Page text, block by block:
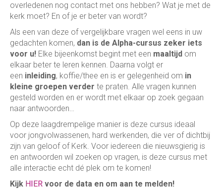
overledenen nog contact met ons hebben? Wat je met de
kerk moet? En of je er beter van wordt?
Als een van deze of vergelijkbare vragen wel eens in uw
gedachten komen, dan is de Alpha-cursus zeker iets
voor u! Elke bijeenkomst begint met een maaltijd om
elkaar beter te leren kennen. Daarna volgt er
een inleiding, koffie/thee en is er gelegenheid om in
kleine groepen verder te praten. Alle vragen kunnen
gesteld worden en er wordt met elkaar op zoek gegaan
naar antwoorden…
Op deze laagdrempelige manier is deze cursus ideaal
voor jongvolwassenen, hard werkenden, die ver of dichtbij
zijn van geloof of Kerk. Voor iedereen die nieuwsgierig is
en antwoorden wil zoeken op vragen, is deze cursus met
alle interactie echt dé plek om te komen!
Kijk HIER voor de data en om aan te melden!